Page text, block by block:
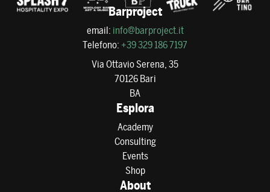
Barproject
email: info@barproject.it
Telefono: +39 329 186 7197
Via Ottavio Serena, 35
70126 Bari
BA
Esplora
Academy
Consulting
Events
Shop
About